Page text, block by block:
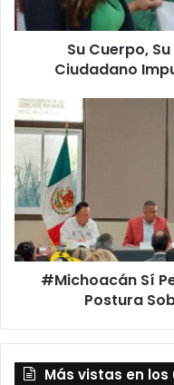
El
Derecho
Su Cuerpo,
Ciudadano
#Michoacán
Sí
No:
CEDH
Cantinflea
En
Postura
Sobre
Militarizar
#Michoacán Sí
Postura
Más vistas en